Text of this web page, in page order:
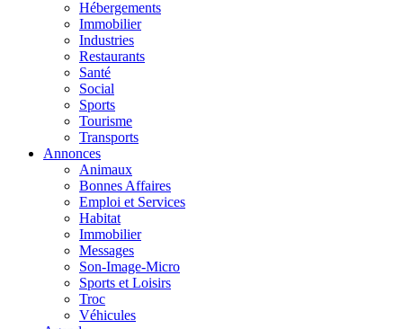
Hébergements
Immobilier
Industries
Restaurants
Santé
Social
Sports
Tourisme
Transports
Annonces
Animaux
Bonnes Affaires
Emploi et Services
Habitat
Immobilier
Messages
Son-Image-Micro
Sports et Loisirs
Troc
Véhicules